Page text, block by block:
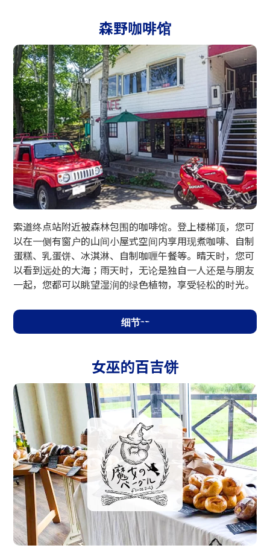
森野咖啡馆
索道终点站附近被森林包围的咖啡馆。登上楼梯顶，您可
以在一侧有窗户的山间小屋式空间内享用现煮咖啡、自制
蛋糕、乳蛋饼、冰淇淋、自制咖喱午餐等。晴天时，您可
以看到远处的大海；雨天时，无论是独自一人还是与朋友
一起，您都可以眺望湿润的绿色植物，享受轻松的时光。
细节
女巫的百吉饼